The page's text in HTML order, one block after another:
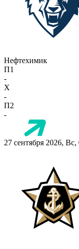
Нефтехимик
П1
-
X
-
П2
-
27 сентября 2026, Вс,